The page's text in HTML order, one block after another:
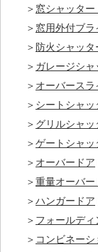
窓シャッタ
窓用外付ブラ
防火シャッタ
ガレージシャ
オーバースラ
シートシャッ
グリルシャ
ゲートシャッ
オーバードア
重量オーバー
ハンガードア
フォールディ
コンビネー